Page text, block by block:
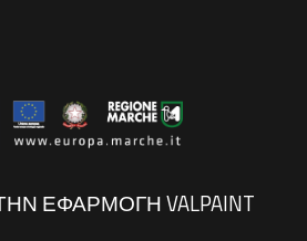
ΕΦΑΡΜΟΓΗ VALPAINT